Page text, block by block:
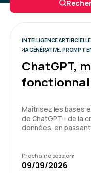
de découvrir de
Formation : IA
Enchantée par
très intéressante,
Formation : IA
INTELLIGENCE
IA GÉNÉRATIVE, PROMPT
ChatGPT,
Maîtrisez les bases
de ChatGPT : de la
données, en
Prochaine session:
09/09/2026